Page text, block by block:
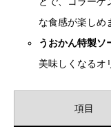
な食感が楽しめ
うおかん特製ソ
美味しくなるオ
項目